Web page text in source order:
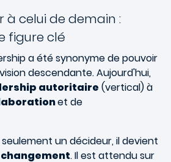
à celui de demain :
figure clé
a été synonyme de pouvoir
descendante. Aujourd'hui,
autoritaire (vertical) à
et de
seulement un décideur, il devient
. Il est attendu sur